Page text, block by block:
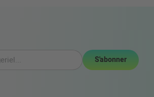
S'abonner